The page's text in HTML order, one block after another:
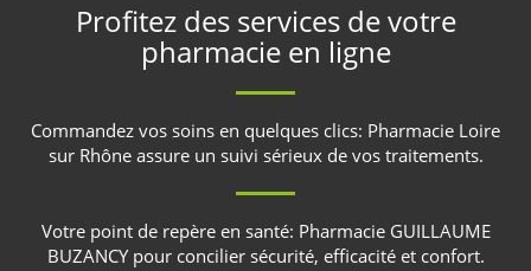
Profitez des services de votre
pharmacie en ligne
Commandez vos soins en quelques clics: Pharmacie Loire
sur Rhôneassure un suivi sérieux de vos traitements.
Votre point de repère en santé: Pharmacie GUILLAUME
BUZANCYpour concilier sécurité, efficacité et confort.